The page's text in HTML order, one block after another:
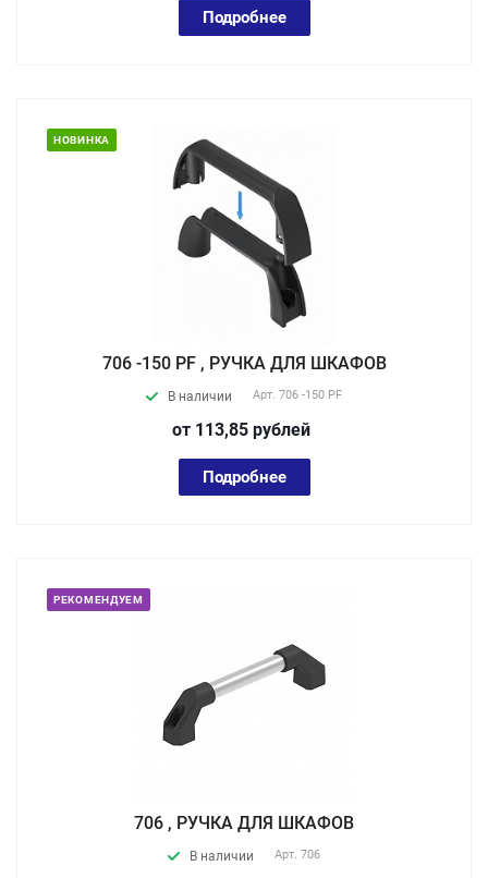
Подробнее
НОВИНКА
706 -150 PF , РУЧКА ДЛЯ ШКАФОВ
В наличии Арт. 706 -150 PF
от 113,85 рублей
Подробнее
РЕКОМЕНДУЕМ
706 , РУЧКА ДЛЯ ШКАФОВ
В наличии Арт. 706